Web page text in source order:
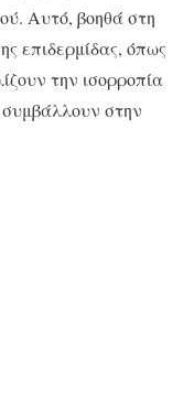
Αυτό, βοηθά στη
επιδερμίδας, όπως
την ισορροπία
στην